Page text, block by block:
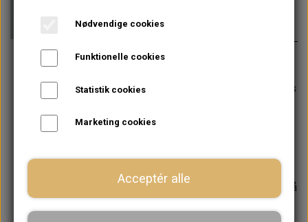
VANDPOLERINGPå lager
Varenummer: SAC71L
Alternativt varenr: CAM6822FK
Skal du bruge et komplet monterings
Forventet leveringstid:
Varen er på
Nødvendige cookies
Funktionelle cookies
Statistik cookies
Marketing cookies
Acceptér alle